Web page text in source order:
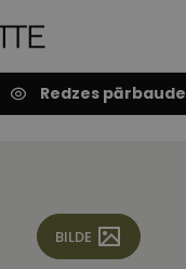
Redzes pārbaude
BILDE